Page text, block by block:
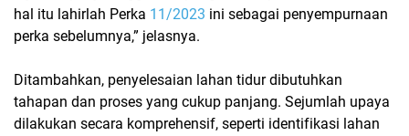
hal itu lahirlah Perka 11/2023 ini sebagai penyempurnaan
perka sebelumnya,” jelasnya.
Ditambahkan, penyelesaian lahan tidur dibutuhkan
tahapan dan proses yang cukup panjang. Sejumlah upaya
dilakukan secara komprehensif, seperti identifikasi lahan